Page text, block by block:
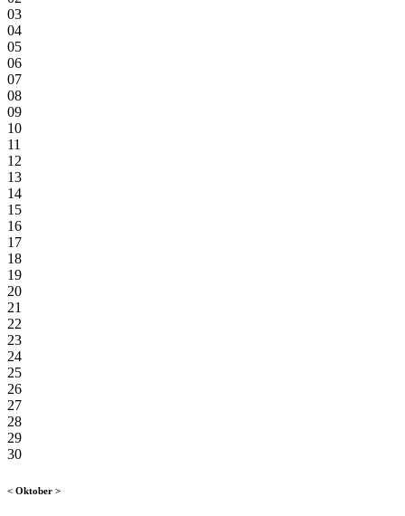
03
04
05
06
07
08
09
10
11
12
13
14
15
16
17
18
19
20
21
22
23
24
25
26
27
28
29
30
< Oktober >